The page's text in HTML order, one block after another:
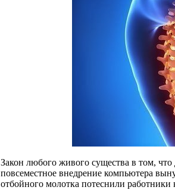
Закон любого живого существа в том,
повсеместное внедрение компьютера
отбойного молотка потеснили